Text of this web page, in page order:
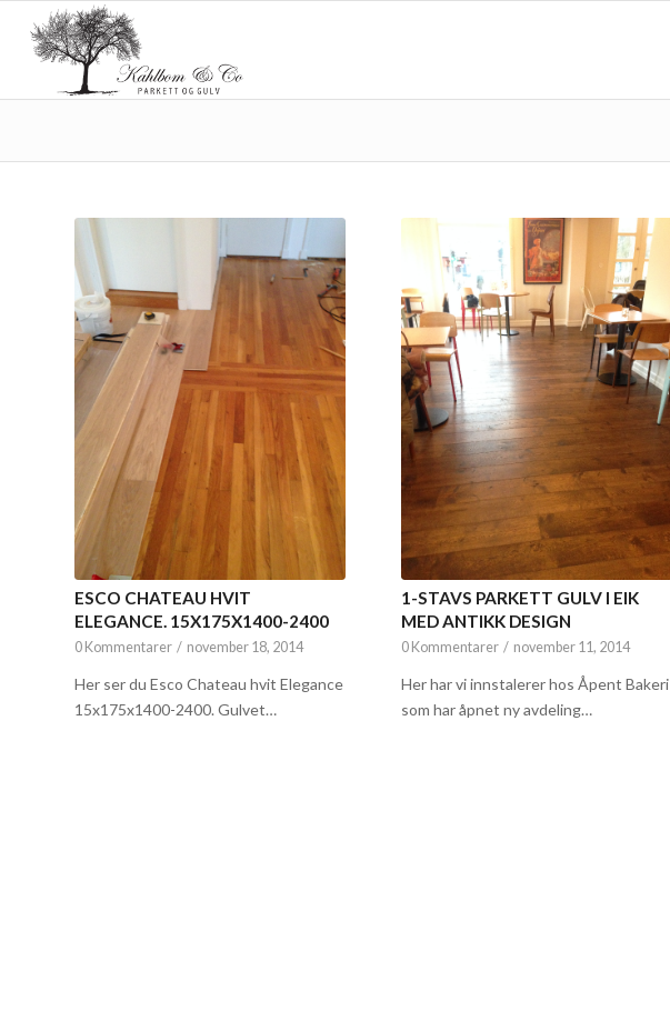
ESCO CHATEAU HVIT
ELEGANCE. 15X175X1400-2400
0 Kommentarer / november 18, 2014
Her ser du Esco Chateau hvit Elegance
15x175x1400-2400. Gulvet…
1-STAVS PARKETT GULV I EIK
MED ANTIKK DESIGN
0 Kommentarer / november 11, 2014
Her har vi innstalerer hos Åpent Bakeri
som har åpnet ny avdeling…